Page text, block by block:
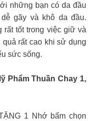
những bạn có da đầu
gãy và khô da đầu.
rất tốt trong việc giữ và
rất cao khi sử dụng
sức sống.
Phẩm Thuần Chay 1,
1 Nhớ bấm chọn